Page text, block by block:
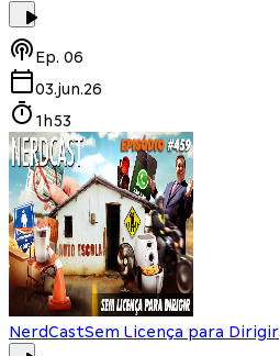
Ep. 06
03.jun.26
1h53
NerdCastSem Licença para Dirigir